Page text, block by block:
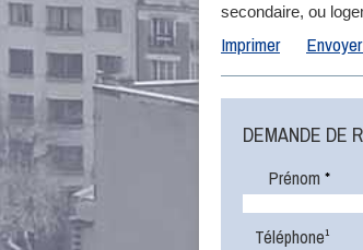
secondaire, ou
Imprimer
DEMANDE DE
Prénom *
Téléphone¹